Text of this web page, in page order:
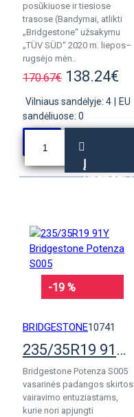
posūkiuose ir tiesiose
trasose (Bandymai, atlikti
„Bridgestone“ užsakymu
„TÜV SÜD“ 2020 m. liepos–
rugsėjo mėn..
170.67€ 138.24€
Vilniaus sandėlyje: 4
EU
sandėliuose: 0
Į
KREPŠELĮ
-19 %
BRIDGESTONE10741
235/35R19 91Y Bridgestone Potenza S005
Bridgestone Potenza S005
vasarinės padangos skirtos
vairavimo entuziastams,
kurie nori apjungti